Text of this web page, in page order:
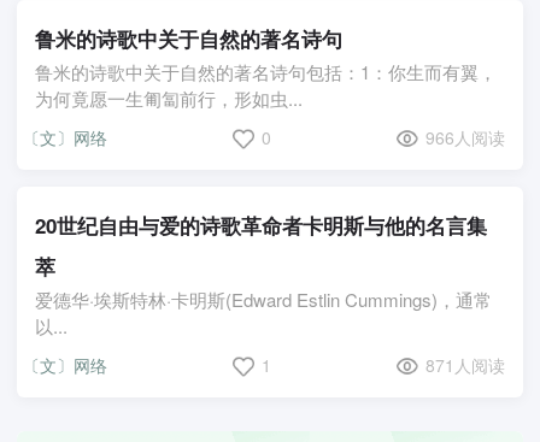
鲁米的诗歌中关于自然的著名诗句
鲁米的诗歌中关于自然的著名诗句包括：1：你生而有翼，
为何竟愿一生匍匐前行，形如虫...
〔文〕网络 0 966人阅读
20世纪自由与爱的诗歌革命者卡明斯与他的名言集
萃
爱德华·埃斯特林·卡明斯(Edward Estlin Cummings)，通常
以...
〔文〕网络 1 871人阅读